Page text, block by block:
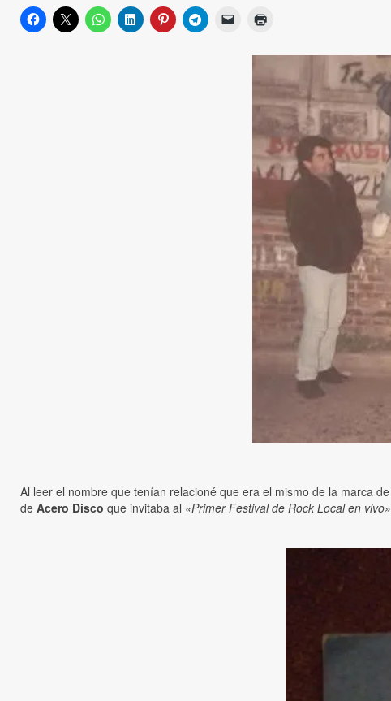
Al leer el nombre que tenían relacioné que era el mismo de la marca de
de Acero Disco que invitaba al «Primer Festival de Rock Local en vivo»